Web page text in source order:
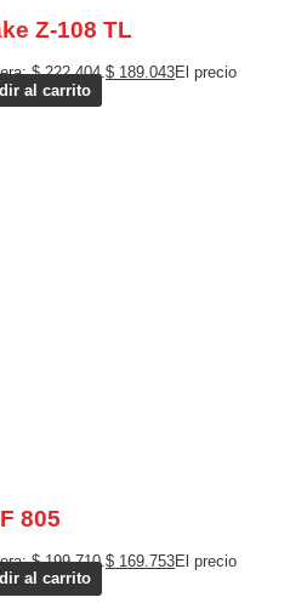
Z-108 TL
$ 222.404.$ 189.043El precio
al carrito
805
$ 199.710. $ 169.753El precio
al carrito